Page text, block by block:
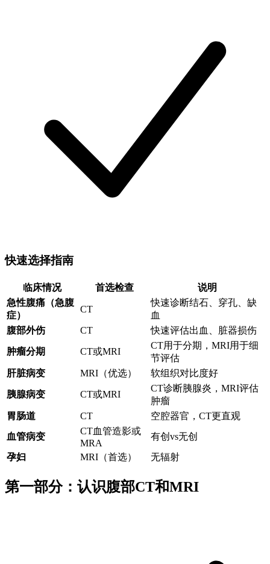
快速选择指南
临床情况 首选检查
说明
急性腹痛（急腹
症）
CT
快速诊断结石、穿孔、缺
血
腹部外伤
CT 快速评估出血、脏器损伤
肿瘤分期 CT或MRI
CT用于分期，MRI用于细
节评估
肝脏病变
MRI（优选） 软组织对比度好
胰腺病变 CT或MRI
CT诊断胰腺炎，MRI评估
肿瘤
胃肠道
CT
空腔器官，CT更直观
血管病变
CT血管造影或
MRA
有创vs无创
孕妇
MRI（首选） 无辐射
第一部分：认识腹部CT和MRI